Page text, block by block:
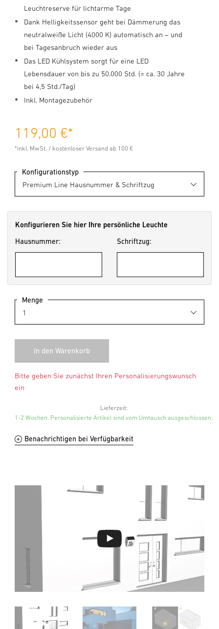
Leuchtreserve für lichtarme Tage
Dank Helligkeitssensor geht bei Dämmerung das
neutralweiße Licht (4000 K) automatisch an – und
bei Tagesanbruch wieder aus
Das LED Kühlsystem sorgt für eine LED
Lebensdauer von bis zu 50.000 Std. (= ca. 30 Jahre
bei 4,5 Std./Tag)
Inkl. Montagezubehör
119,00 €*
*inkl. MwSt. / kostenloser Versand ab 100 €
Konfigurationstyp
Konfigurieren Sie hier Ihre persönliche Leuchte
Hausnummer:
Schriftzug:
Menge
Bitte geben Sie zunächst Ihren Personalisierungswunsch
ein
Lieferzeit:
1-2 Wochen. Personalisierte Artikel sind vom Umtausch ausgeschlossen.
Benachrichtigen bei Verfügbarkeit